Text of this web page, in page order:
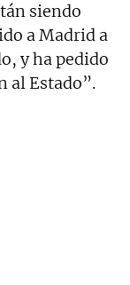
siendo
a Madrid a
y ha pedido
al Estado”.